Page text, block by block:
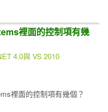
裡面的控制項有幾
4.0與 VS 2010
裡面的控制項有幾個？